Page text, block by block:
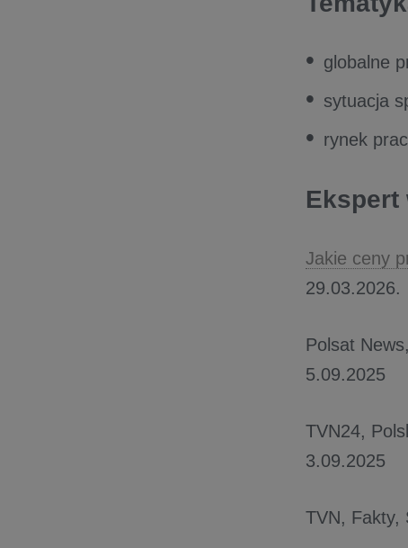
globalne
sytuacja
rynek
Ekspert
Jakie ceny
29.03.2026.
Polsat
5.09.2025
TVN24,
3.09.2025
TVN, Fakty,